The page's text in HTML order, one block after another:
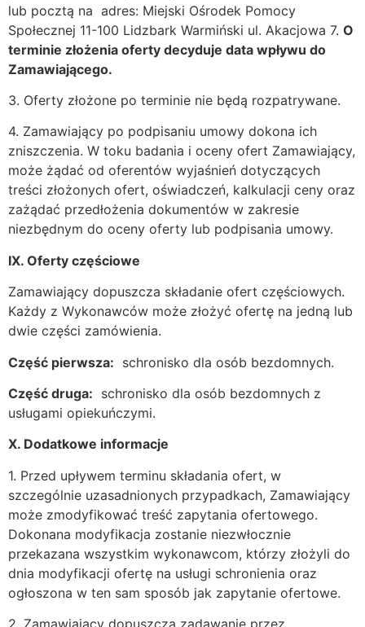
lub pocztą na adres: Miejski Ośrodek Pomocy
Społecznej 11-100 Lidzbark Warmiński ul. Akacjowa 7. O
terminie złożenia oferty decyduje data wpływu do
Zamawiającego.
3. Oferty złożone po terminie nie będą rozpatrywane.
4. Zamawiający po podpisaniu umowy dokona ich
zniszczenia. W toku badania i oceny ofert Zamawiający,
może żądać od oferentów wyjaśnień dotyczących
treści złożonych ofert, oświadczeń, kalkulacji ceny oraz
zażądać przedłożenia dokumentów w zakresie
niezbędnym do oceny oferty lub podpisania umowy.
IX. Oferty częściowe
Zamawiający dopuszcza składanie ofert częściowych.
Każdy z Wykonawców może złożyć ofertę na jedną lub
dwie części zamówienia.
Część pierwsza: schronisko dla osób bezdomnych.
Część druga: schronisko dla osób bezdomnych z
usługami opiekuńczymi.
X. Dodatkowe informacje
1. Przed upływem terminu składania ofert, w
szczególnie uzasadnionych przypadkach, Zamawiający
może zmodyfikować treść zapytania ofertowego.
Dokonana modyfikacja zostanie niezwłocznie
przekazana wszystkim wykonawcom, którzy złożyli do
dnia modyfikacji ofertę na usługi schronienia oraz
ogłoszona w ten sam sposób jak zapytanie ofertowe.